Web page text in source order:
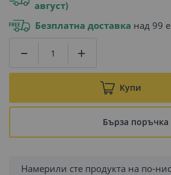
август)
Безплатна доставка над 99
Купи
Бърза поръчка
Намерили сте продукта на по-